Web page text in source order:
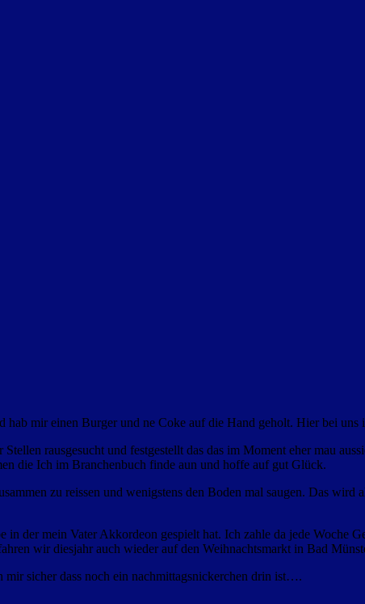
mir einen Burger und ne Coke auf die Hand geholt. Hier bei uns
rausgesucht und festgestellt das das im Moment eher mau
die Ich im Branchenbuch finde aun und hoffe auf gut Glück.
zu reissen und wenigstens den Boden mal saugen. Das
in der mein Vater Akkordeon gespielt hat. Ich zahle da jede Woche
wir diesjahr auch wieder auf den Weihnachtsmarkt in Bad
mir sicher dass noch ein nachmittagsnickerchen drin ist….